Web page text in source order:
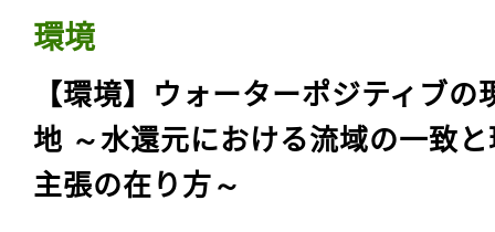
環境
【環境】ウォーターポジティブの
地 ～水還元における流域の一致
主張の在り方～